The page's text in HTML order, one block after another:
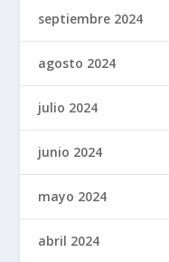
septiembre 2024
agosto 2024
julio 2024
junio 2024
mayo 2024
abril 2024